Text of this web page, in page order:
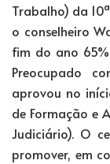
Trabalho) da
o conselheiro
fim do ano
Preocupado
aprovou no
de Formação e
Judiciário). O
promover, em